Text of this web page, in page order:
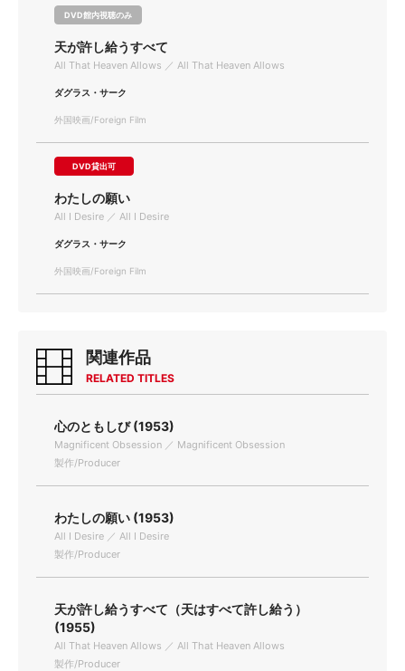
DVD館内視聴のみ
天が許し給うすべて
All That Heaven Allows ／ All That Heaven Allows
ダグラス・サーク
外国映画/Foreign Film
DVD貸出可
わたしの願い
All I Desire ／ All I Desire
ダグラス・サーク
外国映画/Foreign Film
関連作品
RELATED TITLES
心のともしび (1953)
Magnificent Obsession ／ Magnificent Obsession
製作/Producer
わたしの願い (1953)
All I Desire ／ All I Desire
製作/Producer
天が許し給うすべて（天はすべて許し給う）
(1955)
All That Heaven Allows ／ All That Heaven Allows
製作/Producer